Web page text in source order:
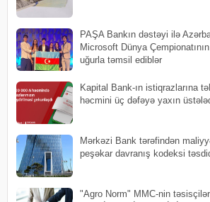
PAŞA Bankın dəstəyi ilə
Microsoft Dünya
uğurla təmsil ediblər
Kapital Bank-ın istiqrazlarına
həcmini üç dəfəyə yaxın
Mərkəzi Bank tərəfindən
peşəkar davranış kodeksi
"Agro Norm" MMC-nin